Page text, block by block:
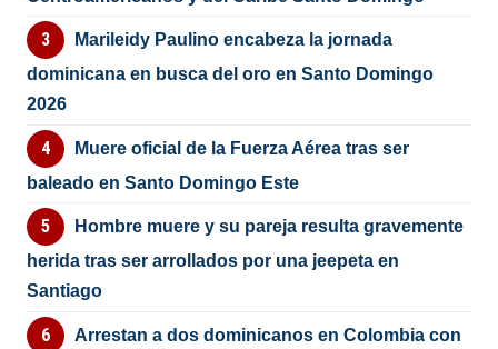
Muere oficial de la Fuerza Aérea tras ser
baleado en Santo Domingo Este
herida tras ser arrollados por una jeepeta en
Santiago
Arrestan a dos dominicanos en Colombia con
millonaria suma de dinero y tarjetas bancarias
Mario Cimarro reitera que fue vetado por
Telemundo y asegura que la medida es ilegal